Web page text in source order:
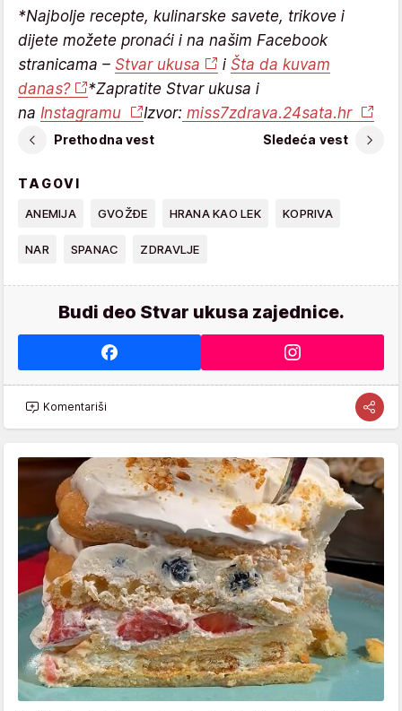
*Najbolje recepte, kulinarske savete, trikove i
dijete možete pronaći i na našim Facebook
stranicama – Stvar ukusa i Šta da kuvam
danas?
*Zapratite Stvar ukusa i
na Instagramu Izvor: miss7zdrava.24sata.hr
Prethodna vest Sledeća vest
TAGOVI
ANEMIJA GVOŽĐE HRANA KAO LEK KOPRIVA
NAR SPANAC ZDRAVLJE
Budi deo Stvar ukusa zajednice.
Komentariši